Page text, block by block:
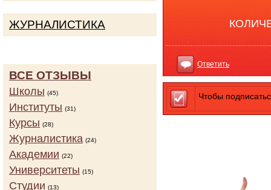
Ответить
Чтобы
ЖУРНАЛИСТИКА
ВСЕ ОТЗЫВЫ
Школы (45)
Институты (31)
Курсы (28)
Журналистика (24)
Академии (22)
Университеты (15)
Студии (13)